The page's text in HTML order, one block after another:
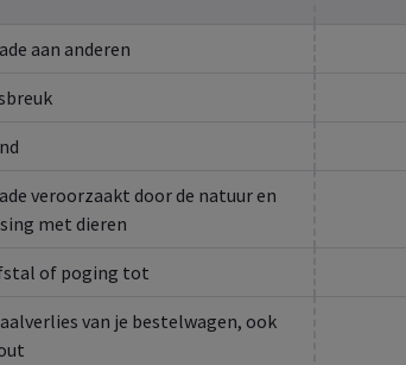
aan anderen
veroorzaakt door de natuur en
met dieren
of poging tot
van je bestelwagen, ook